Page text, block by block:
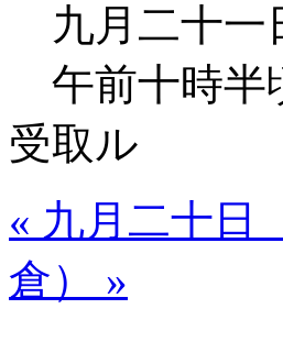
九月二十
午前十時半
受取ル
« 九月二十
倉） »